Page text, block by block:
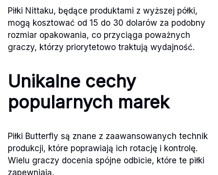
Piłki Nittaku, będące produktami z wyższej półki,
mogą kosztować od 15 do 30 dolarów za podobny
rozmiar opakowania, co przyciąga poważnych
graczy, którzy priorytetowo traktują wydajność.
Unikalne cechy
popularnych marek
Piłki Butterfly są znane z zaawansowanych technik
produkcji, które poprawiają ich rotację i kontrolę.
Wielu graczy docenia spójne odbicie, które te piłki
zapewniają.